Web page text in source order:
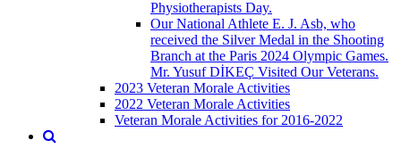
Physiotherapists Day.
Our National Athlete E. J. Asb, who
received the Silver Medal in the Shooting
Branch at the Paris 2024 Olympic Games.
Mr. Yusuf DİKEÇ Visited Our Veterans.
2023 Veteran Morale Activities
2022 Veteran Morale Activities
Veteran Morale Activities for 2016-2022